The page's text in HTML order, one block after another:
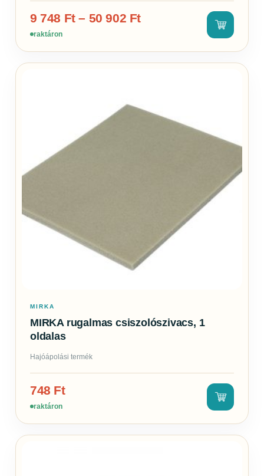
9 748 Ft– 50 902 Ft
raktáron
MIRKA
MIRKA rugalmas csiszolószivacs, 1
oldalas
Hajóápolási termék
748 Ft
raktáron